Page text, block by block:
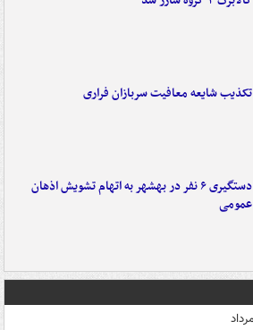
تکذیب شایعه معافیت سربازان فراری
دستگیری ۶ نفر در بهشهر به اتهام تشویش اذهان
عمومی